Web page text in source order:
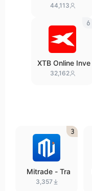
with confidence
44,113
XTB Online Inve
sting
32,162
6
Mitrade - Tra
de Global Mar
3,357
3